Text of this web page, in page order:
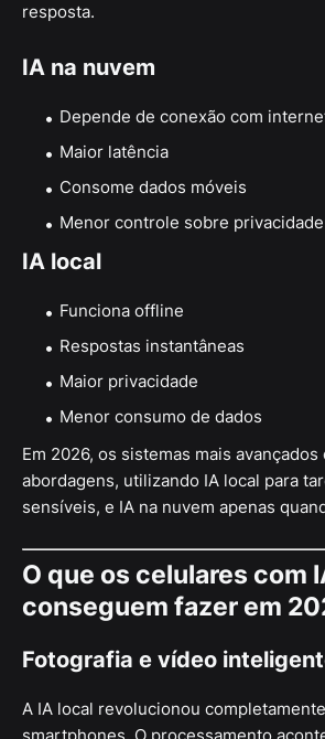
resposta.
IA na nuvem
Depende de conexão com
Maior latência
Consome dados móveis
Menor controle sobre privacidade
IA local
Funciona offline
Respostas instantâneas
Maior privacidade
Menor consumo de dados
Em 2026, os sistemas mais
abordagens, utilizando IA local para
sensíveis, e IA na nuvem apenas
O que os celulares com
conseguem fazer em
Fotografia e vídeo
A IA local revolucionou
smartphones. O processamento